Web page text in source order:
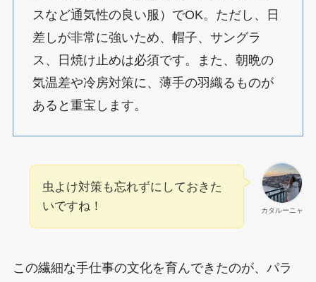
スなど通気性の良い服）でOK。ただし、日
差しが非常に強いため、帽子、サングラ
ス、日焼け止めは必須です。また、朝晩の
気温差や冷房対策に、薄手の羽織るものが
あると重宝します。
カタルーニャ
虫よけ対策も忘れずにしておきた
いですね！
この繊細な手仕事の文化を育んできたのが、パラ